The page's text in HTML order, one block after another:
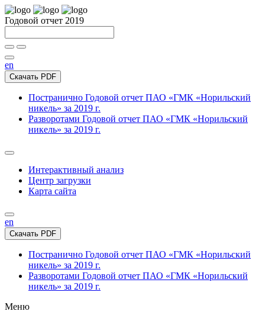
Годовой отчет 2019
en
Скачать PDF
Постранично Годовой отчет ПАО «ГМК «Норильский
никель» за 2019 г.
Разворотами Годовой отчет ПАО «ГМК «Норильский
никель» за 2019 г.
Интерактивный анализ
Центр загрузки
Карта сайта
en
Скачать PDF
Постранично Годовой отчет ПАО «ГМК «Норильский
никель» за 2019 г.
Разворотами Годовой отчет ПАО «ГМК «Норильский
никель» за 2019 г.
Меню